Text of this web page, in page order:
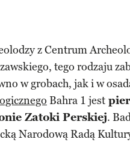
z Centrum
tego rodzaju
w grobach, jak i w
Bahra 1 jest
Zatoki Perskiej.
Narodową Radą